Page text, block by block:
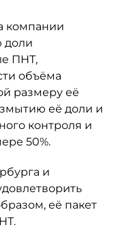
компании
доли
ПНТ,
объёма
размеру её
её доли и
контроля и
50%.
и
её пакет